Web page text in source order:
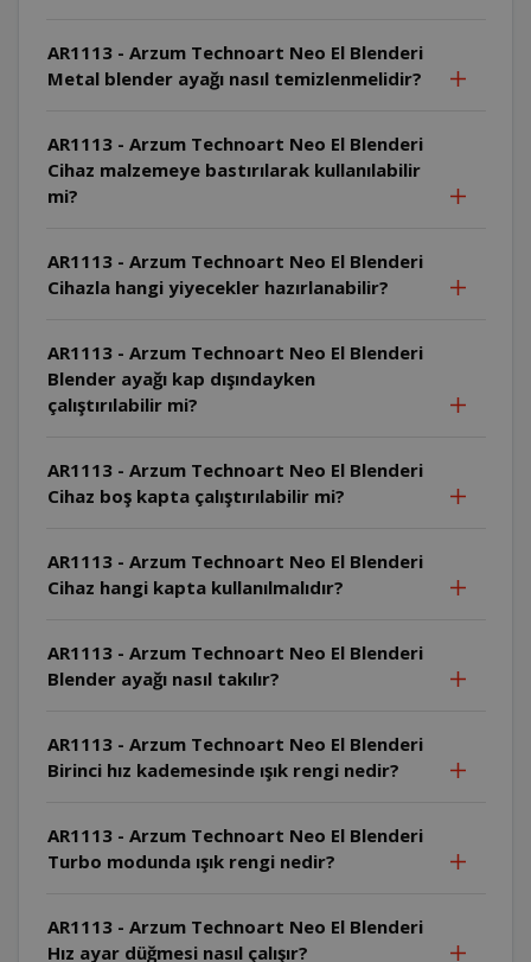
AR1113 - Arzum Technoart Neo El Blenderi
Metal blender ayağı nasıl temizlenmelidir?
AR1113 - Arzum Technoart Neo El Blenderi
Cihaz malzemeye bastırılarak kullanılabilir
mi?
AR1113 - Arzum Technoart Neo El Blenderi
Cihazla hangi yiyecekler hazırlanabilir?
AR1113 - Arzum Technoart Neo El Blenderi
Blender ayağı kap dışındayken
çalıştırılabilir mi?
AR1113 - Arzum Technoart Neo El Blenderi
Cihaz boş kapta çalıştırılabilir mi?
AR1113 - Arzum Technoart Neo El Blenderi
Cihaz hangi kapta kullanılmalıdır?
AR1113 - Arzum Technoart Neo El Blenderi
Blender ayağı nasıl takılır?
AR1113 - Arzum Technoart Neo El Blenderi
Birinci hız kademesinde ışık rengi nedir?
AR1113 - Arzum Technoart Neo El Blenderi
Turbo modunda ışık rengi nedir?
AR1113 - Arzum Technoart Neo El Blenderi
Hız ayar düğmesi nasıl çalışır?